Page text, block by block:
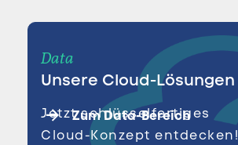
Data
Unsere Cloud-Lösungen
Jetzt schlüsselfertiges
Cloud-Konzept entdecken!
Zum Data-Bereich